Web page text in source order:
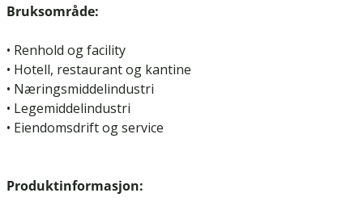
Bruksområde:
• Renhold og facility
• Hotell, restaurant og kantine
• Næringsmiddelindustri
• Legemiddelindustri
• Eiendomsdrift og service
Produktinformasjon: